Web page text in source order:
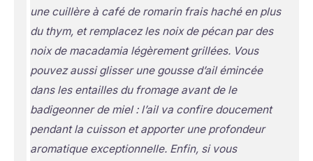
une cuillère à café de romarin frais haché en plus
du thym, et remplacez les noix de pécan par des
noix de macadamia légèrement grillées. Vous
pouvez aussi glisser une gousse d’ail émincée
dans les entailles du fromage avant de le
badigeonner de miel : l’ail va confire doucement
pendant la cuisson et apporter une profondeur
aromatique exceptionnelle. Enfin, si vous